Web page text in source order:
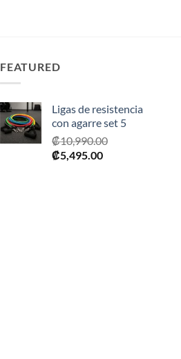
FEATURED
Ligas de resistencia
con agarre set 5
₡10,990.00
El
₡5,495.00El